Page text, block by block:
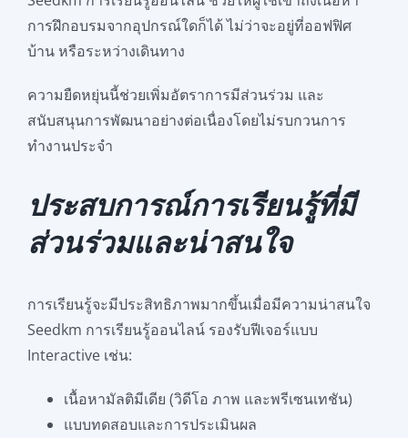
การฝึกอบรมจากอุปกรณ์ใดก็ได้ ไม่ว่าจะอยู่ที่ออฟฟิศ
บ้าน หรือระหว่างเดินทาง
ความยืดหยุ่นนี้ช่วยเพิ่มอัตราการมีส่วนร่วม และ
สนับสนุนการพัฒนาอย่างต่อเนื่องโดยไม่รบกวนการ
ทำงานประจำ
ประสบการณ์การเรียนรู้ที่มี
ส่วนร่วมและน่าสนใจ
การเรียนรู้จะมีประสิทธิภาพมากขึ้นเมื่อมีความน่าสนใจ
Seedkm การเรียนรู้ออนไลน์ รองรับฟีเจอร์แบบ
Interactive เช่น:
เนื้อหามัลติมีเดีย (วิดีโอ ภาพ และพรีเซนเทชัน)
แบบทดสอบและการประเมินผล